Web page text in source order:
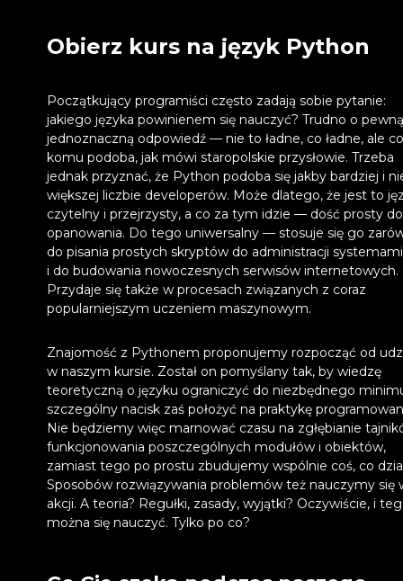
Obierz kurs na język Python
Początkujący programiści często zadają sobie pytanie:
jakiego języka powinienem się nauczyć? Trudno o
jednoznaczną odpowiedź — nie to ładne, co ładne, ale
komu podoba, jak mówi staropolskie przysłowie. Trzeba
jednak przyznać, że Python podoba się jakby bardziej i
większej liczbie developerów. Może dlatego, że jest to
czytelny i przejrzysty, a co za tym idzie — dość prosty do
opanowania. Do tego uniwersalny — stosuje się go
do pisania prostych skryptów do administracji
i do budowania nowoczesnych serwisów internetowych.
Przydaje się także w procesach związanych z coraz
popularniejszym uczeniem maszynowym.
Znajomość z Pythonem proponujemy rozpocząć od
w naszym kursie. Został on pomyślany tak, by wiedzę
teoretyczną o języku ograniczyć do niezbędnego
szczególny nacisk zaś położyć na praktykę
Nie będziemy więc marnować czasu na zgłębianie
funkcjonowania poszczególnych modułów i obiektów,
zamiast tego po prostu zbudujemy wspólnie coś, co
Sposobów rozwiązywania problemów też nauczymy się
akcji. A teoria? Regułki, zasady, wyjątki? Oczywiście, i
można się nauczyć. Tylko po co?